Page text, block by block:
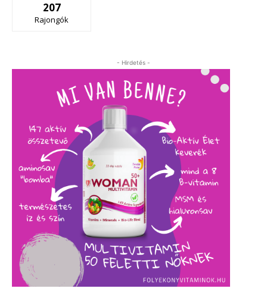
207
Rajongók
- Hirdetés -